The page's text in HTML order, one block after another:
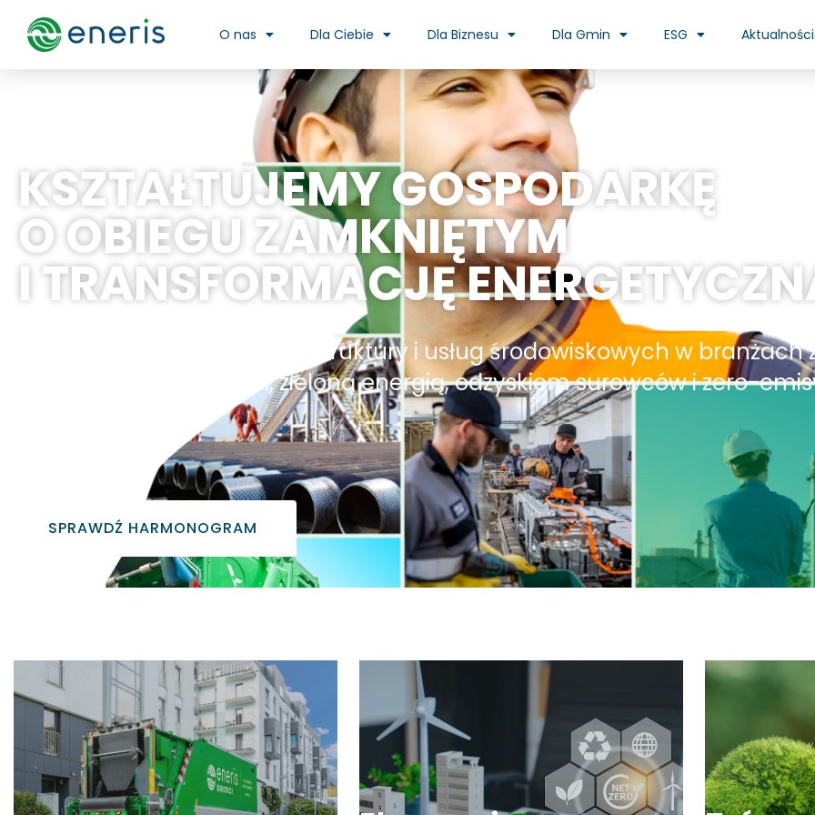
O nas Dla Ciebie Dla Biznesu Dla Gmin ESG Aktualności
KSZTAŁTUJEMY GOSPODARKĘ
O OBIEGU ZAMKNIĘTYM
I TRANSFORMACJĘ
Inwestujemy w rozwój infrastruktury i usług środowiskowych w branżach
gospodarką odpadami, zieloną energią, odzyskiem surowców i zero-
SPRAWDŹ HARMONOGRAM
Usługi dla gmin
Usługi komunalne, energia i ciepło dla
samorządów.
Nasze działania
technologii.